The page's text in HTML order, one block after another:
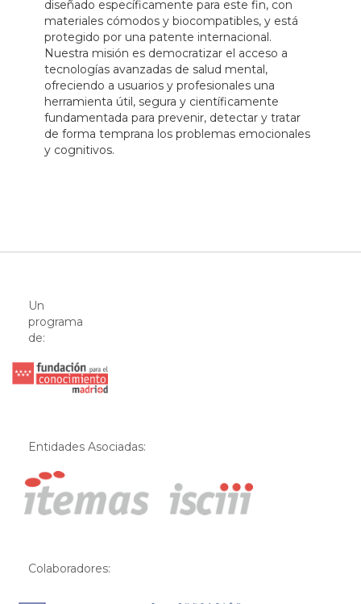
diseñado específicamente para este fin, con
materiales cómodos y biocompatibles, y está
protegido por una patente internacional.
Nuestra misión es democratizar el acceso a
tecnologías avanzadas de salud mental,
ofreciendo a usuarios y profesionales una
herramienta útil, segura y científicamente
fundamentada para prevenir, detectar y tratar
de forma temprana los problemas emocionales
y cognitivos.
Un
programa
de:
Entidades Asociadas:
Colaboradores: